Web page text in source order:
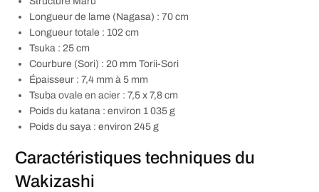
Longueur de lame (Nagasa) : 70 cm
Longueur totale : 102 cm
Tsuka : 25 cm
Courbure (Sori) : 20 mm Torii-Sori
Épaisseur : 7,4 mm à 5 mm
Tsuba ovale en acier : 7,5 x 7,8 cm
Poids du katana : environ 1 035 g
Poids du saya : environ 245 g
Caractéristiques techniques du
Wakizashi